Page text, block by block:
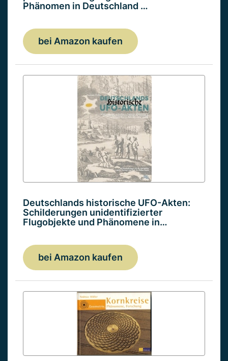
Phänomen in Deutschland …
bei Amazon kaufen
Deutschlands historische UFO-Akten:
Schilderungen unidentifizierter
Flugobjekte und Phänomene in…
bei Amazon kaufen